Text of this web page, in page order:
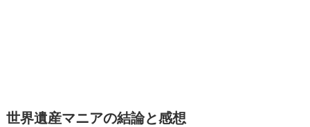
世界遺産マニアの結論と感想